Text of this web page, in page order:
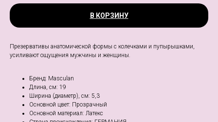
В КОРЗИНУ
Презервативы анатомической формы с колечками и пупырышками,
усиливают ощущения мужчины и женщины.
Бренд: Masculan
Длина, см: 19
Ширина (диаметр), см: 5,3
Основной цвет: Прозрачный
Основной материал: Латекс